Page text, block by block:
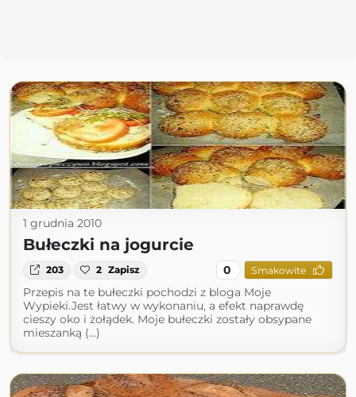
1 grudnia 2010
Bułeczki na jogurcie
203 2 Zapisz 0 Smakowite
Przepis na te bułeczki pochodzi z bloga Moje
Wypieki.Jest łatwy w wykonaniu, a efekt naprawdę
cieszy oko i żołądek. Moje bułeczki zostały obsypane
mieszanką (...)